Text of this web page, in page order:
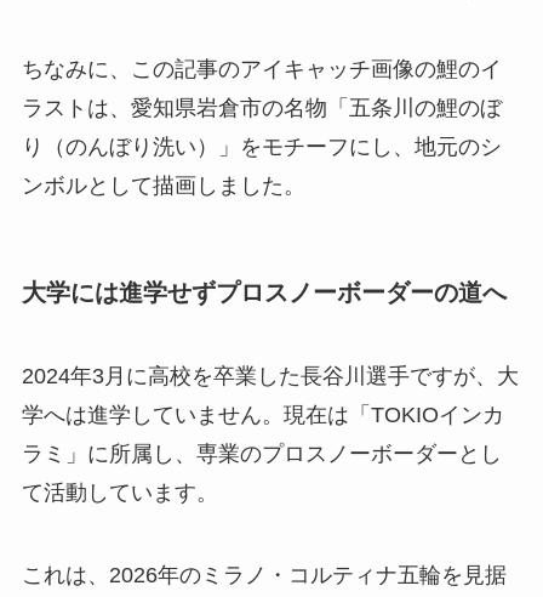
ちなみに、この記事のアイキャッチ画像の鯉のイ
ラストは、愛知県岩倉市の名物「五条川の鯉のぼ
り（のんぼり洗い）」をモチーフにし、地元のシ
ンボルとして描画しました。
大学には進学せずプロスノーボーダーの道へ
2024年3月に高校を卒業した長谷川選手ですが、大
学へは進学していません。現在は「TOKIOインカ
ラミ」に所属し、専業のプロスノーボーダーとし
て活動しています。
これは、2026年のミラノ・コルティナ五輪を見据